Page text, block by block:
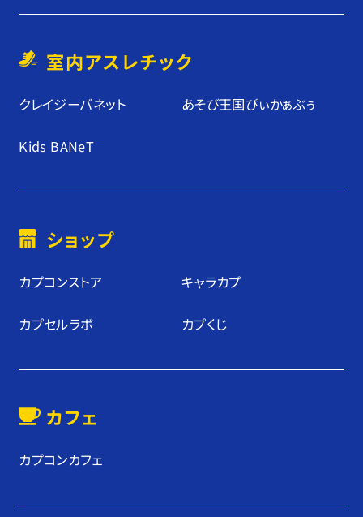
室内アスレチック
クレイジーバネット あそび王国ぴぃかぁぶぅ
Kids BANeT
ショップ
カプコンストア キャラカプ
カプセルラボ カプくじ
カフェ
カプコンカフェ